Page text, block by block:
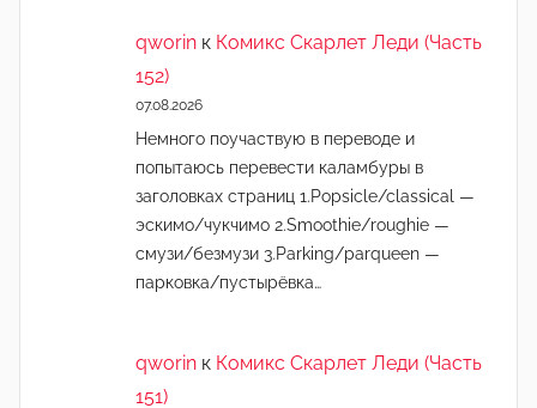
qworin к Комикс Скарлет Леди (Часть
152)
07.08.2026
Немного поучаствую в переводе и
попытаюсь перевести каламбуры в
заголовках страниц 1.Popsicle/classical —
эскимо/чукчимо 2.Smoothie/roughie —
смузи/безмузи 3.Parking/parqueen —
парковка/пустырёвка…
qworin к Комикс Скарлет Леди (Часть
151)